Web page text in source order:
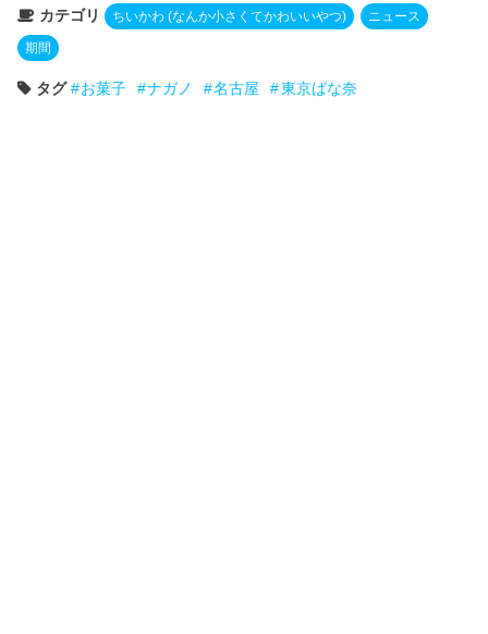
カテゴリ ちいかわ (なんか小さくてかわいいやつ) ニュース
期間
タグ お菓子 ナガノ 名古屋 東京ばな奈